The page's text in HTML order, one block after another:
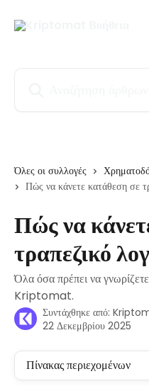
Όλες οι συλλογές
Πώς να κάνετε κατάθεση σε
Πώς να
τραπεζικό
Όλα όσα πρέπει να
Kriptomat.
Συντάχθηκε από:
22 Δεκεμβρίου 2025
Πίνακας περιεχομένων